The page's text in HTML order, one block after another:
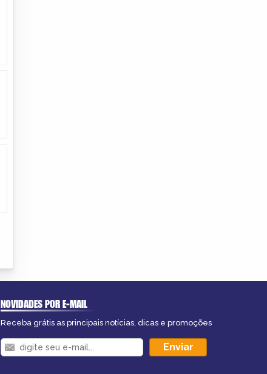
NOVIDADES POR E-MAIL
Receba grátis as principais notícias, dicas e promoções